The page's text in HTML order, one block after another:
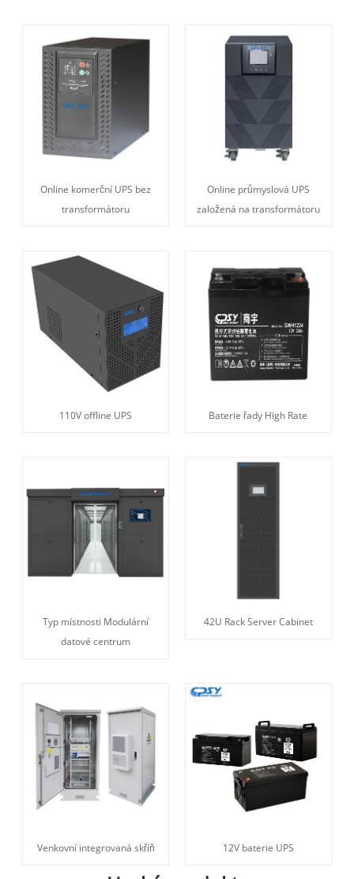
Online komerční UPS bez
transformátoru
Online průmyslová UPS
založená na transformátoru
110V offline UPS Baterie řady High Rate
Typ místnosti Modulární
datové centrum
42U Rack Server Cabinet
Venkovní integrovaná skříň 12V baterie UPS